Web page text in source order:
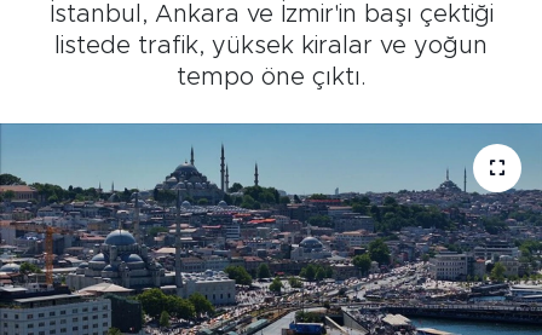
İstanbul, Ankara ve İzmir'in başı çektiği
listede trafik, yüksek kiralar ve yoğun
tempo öne çıktı.